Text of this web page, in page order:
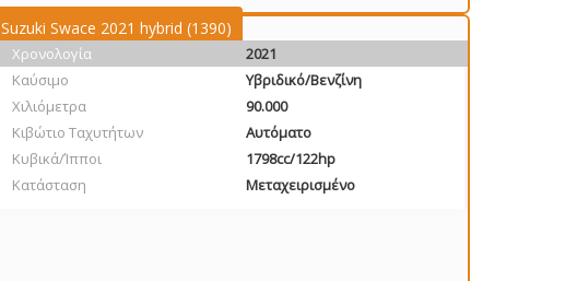
Suzuki Swace 2021 hybrid (1390)
Χρονολογία
2021
Καύσιμο
Υβριδικό/Βενζίνη
Χιλιόμετρα
90.000
Κιβώτιο Ταχυτήτων
Αυτόματο
Κυβικά/Ίπποι
1798cc/122hp
Κατάσταση
Μεταχειρισμένο